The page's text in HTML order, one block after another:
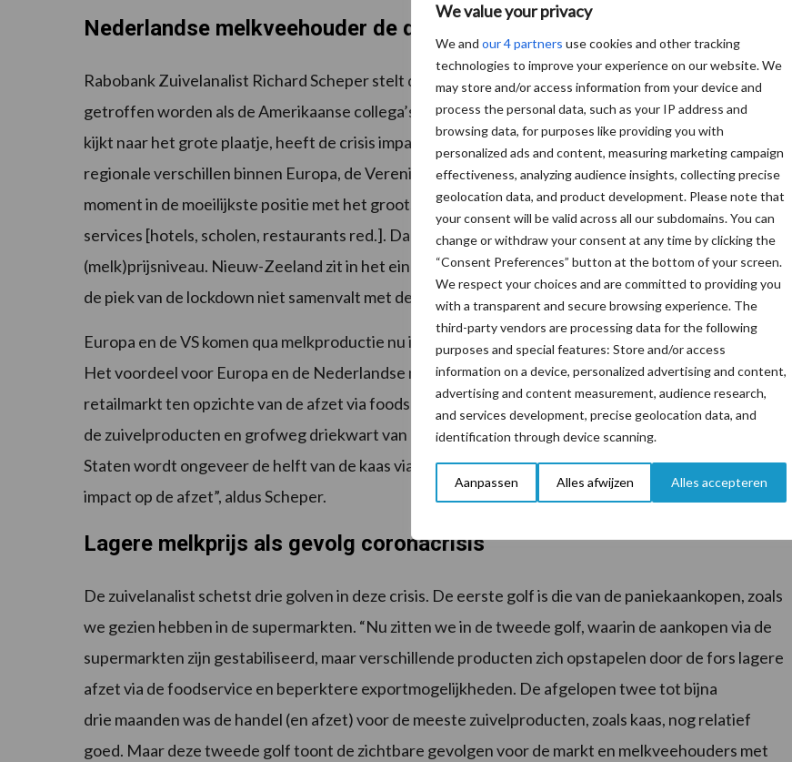
We value your privacy
We and our 4 partners use cookies and other tracking
technologies to improve your experience on our website. We
may store and/or access information from your device and
process the personal data, such as your IP address and
browsing data, for purposes like providing you with
personalized ads and content, measuring marketing campaign
effectiveness, analyzing audience insights, collecting precise
geolocation data, and product development. Please note that
your consent will be valid across all our subdomains. You can
change or withdraw your consent at any time by clicking the
“Consent Preferences” button at the bottom of your screen.
We respect your choices and are committed to providing you
with a transparent and secure browsing experience. The
third-party vendors are processing data for the following
purposes and special features: Store and/or access
information on a device, personalized advertising and content,
advertising and content measurement, audience research,
and services development, precise geolocation data, and
identification through device scanning.
Aanpassen Alles afwijzen Alles accepteren
Nederlandse melkveehouder de dupe?
Rabobank Zuivelanalist Richard Scheper stelt dat Nederlandse melkveehouders niet zo hard
getroffen worden als de Amerikaanse collega’s, maar dat een prijsverval onoverkomelijk is. “Als je
kijkt naar het grote plaatje, heeft de crisis impact op alle grote exporterende zuivelregio’s. Al zijn er
regionale verschillen binnen Europa, de Verenigde Staten en Nieuw-Zeeland. De VS zit op dit
moment in de moeilijkste positie met het grootste prijsverval, mede door de grote afname van
services [hotels, scholen, restaurants red.]. Daarnaast komen ze van een relatief hoger
(melk)prijsniveau. Nieuw-Zeeland zit in het einde van het seizoen. Zij hebben voor nu het geluk dat
de piek van de lockdown niet samenvalt met de piek in de melkproductie.”
Europa en de VS komen qua melkproductie nu in de maanden der hoogproductie van het seizoen.
Het voordeel voor Europa en de Nederlandse melkveehouder is de relatief grote Europese
retailmarkt ten opzichte van de afzet via foodservice. In Europa wordt zo’n 80% van
de zuivelproducten en grofweg driekwart van alle kaas via de retail geconsumeerd. “In de Verenigde
Staten wordt ongeveer de helft van de kaas via de foodservice geconsumeerd. Dat heeft enorme
impact op de afzet”, aldus Scheper.
Lagere melkprijs als gevolg coronacrisis
De zuivelanalist schetst drie golven in deze crisis. De eerste golf is die van de paniekaankopen, zoals
we gezien hebben in de supermarkten. “Nu zitten we in de tweede golf, waarin de aankopen via de
supermarkten zijn gestabiliseerd, maar verschillende producten zich opstapelen door de fors lagere
afzet via de foodservice en beperktere exportmogelijkheden. De afgelopen twee tot bijna
drie maanden was de handel (en afzet) voor de meeste zuivelproducten, zoals kaas, nog relatief
goed. Maar deze tweede golf toont de zichtbare gevolgen voor de markt en melkveehouders met